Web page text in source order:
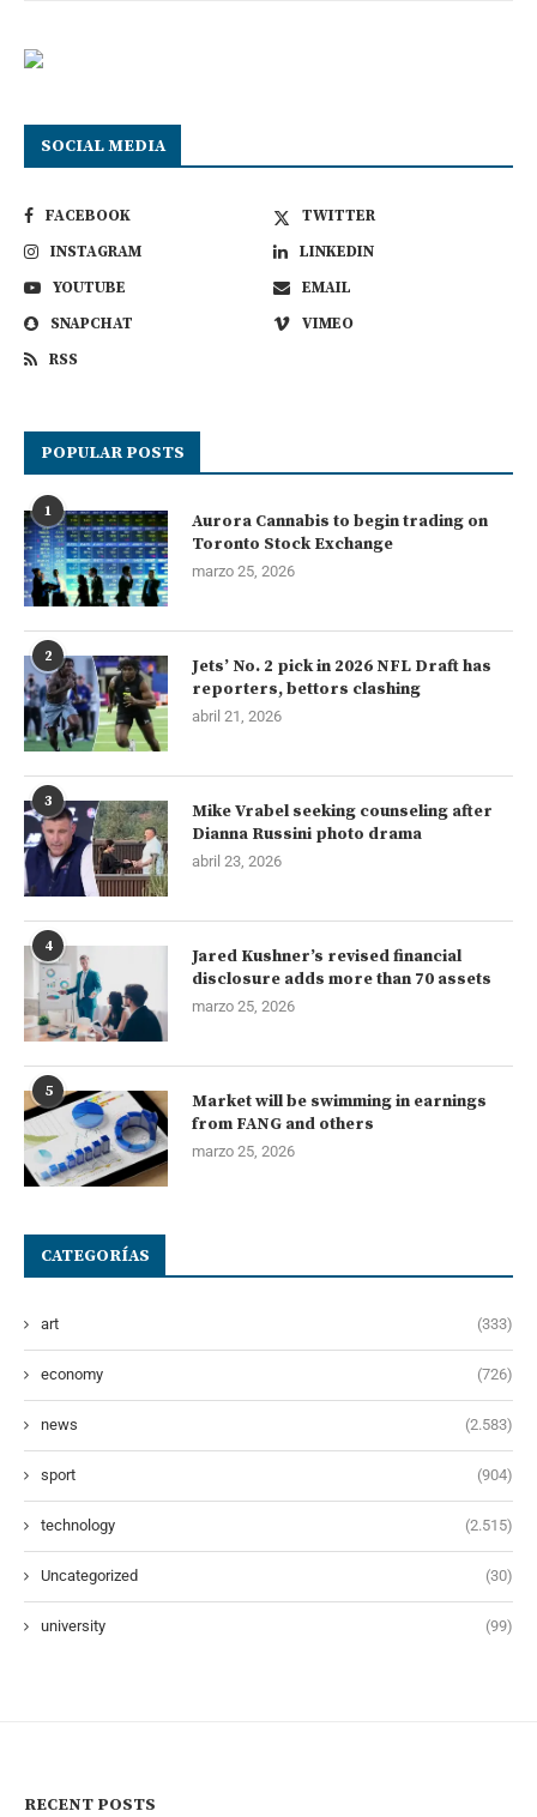
SOCIAL MEDIA
FACEBOOK
TWITTER
INSTAGRAM
LINKEDIN
YOUTUBE
EMAIL
SNAPCHAT
VIMEO
RSS
POPULAR POSTS
1
Aurora Cannabis to begin trading on
Toronto Stock Exchange
marzo 25, 2026
2
Jets’ No. 2 pick in 2026 NFL Draft has
reporters, bettors clashing
abril 21, 2026
3
Mike Vrabel seeking counseling after
Dianna Russini photo drama
abril 23, 2026
4
Jared Kushner’s revised financial
disclosure adds more than 70 assets
marzo 25, 2026
5
Market will be swimming in earnings
from FANG and others
marzo 25, 2026
CATEGORÍAS
art (333)
economy (726)
news (2.583)
sport (904)
technology (2.515)
Uncategorized (30)
university (99)
RECENT POSTS